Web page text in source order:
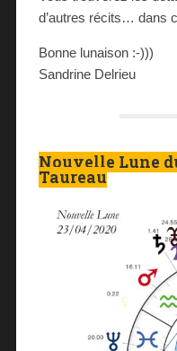
d’autres récits… dans
Bonne lunaison :-)))
Sandrine Delrieu
Nouvelle Lune
Taureau